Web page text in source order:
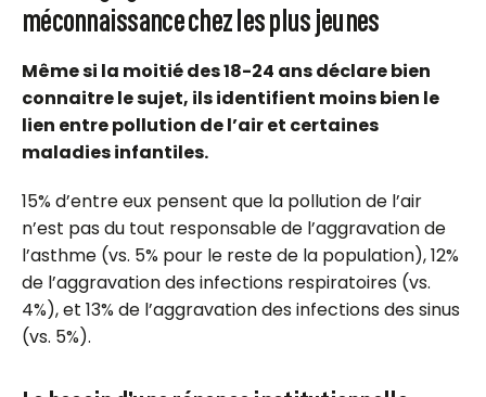
méconnaissance chez les plus jeunes
Même si la moitié des 18-24 ans déclare bien
connaitre le sujet, ils identifient moins bien le
lien entre pollution de l’air et certaines
maladies infantiles.
15% d’entre eux pensent que la pollution de l’air
n’est pas du tout responsable de l’aggravation de
l’asthme (vs. 5% pour le reste de la population), 12%
de l’aggravation des infections respiratoires (vs.
4%), et 13% de l’aggravation des infections des sinus
(vs. 5%).